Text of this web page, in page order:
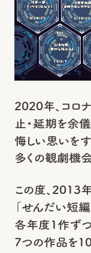
2020年、コロ
止・延期を余
悔しい思いをす
多くの観劇機会
この度、2013
「せんだい短
各年度1作ずつ
7つの作品を10